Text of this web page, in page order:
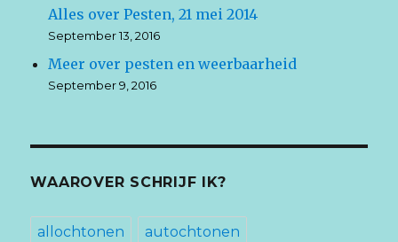
Alles over Pesten, 21 mei 2014
September 13, 2016
Meer over pesten en weerbaarheid
September 9, 2016
WAAROVER SCHRIJF IK?
allochtonen autochtonen